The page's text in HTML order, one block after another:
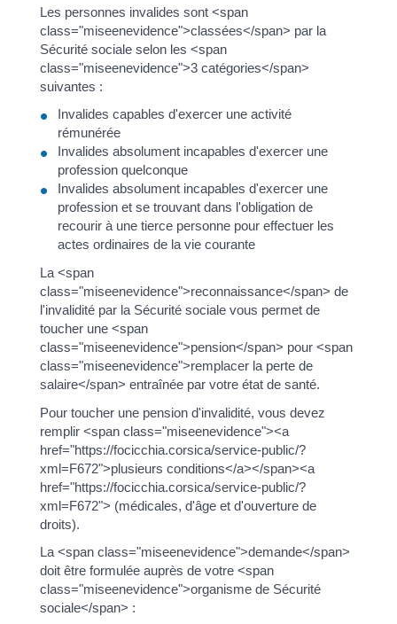
Les personnes invalides sont <span
class="miseenevidence">classées</span> par la
Sécurité sociale selon les <span
class="miseenevidence">3 catégories</span>
suivantes :
Invalides capables d'exercer une activité
rémunérée
Invalides absolument incapables d'exercer une
profession quelconque
Invalides absolument incapables d'exercer une
profession et se trouvant dans l'obligation de
recourir à une tierce personne pour effectuer les
actes ordinaires de la vie courante
La <span
class="miseenevidence">reconnaissance</span> de
l'invalidité par la Sécurité sociale vous permet de
toucher une <span
class="miseenevidence">pension</span> pour <span
class="miseenevidence">remplacer la perte de
salaire</span> entraînée par votre état de santé.
Pour toucher une pension d'invalidité, vous devez
remplir <span class="miseenevidence"><a
href="https://focicchia.corsica/service-public/?
xml=F672">plusieurs conditions</a></span><a
href="https://focicchia.corsica/service-public/?
xml=F672"> (médicales, d'âge et d'ouverture de
droits).
La <span class="miseenevidence">demande</span>
doit être formulée auprès de votre <span
class="miseenevidence">organisme de Sécurité
sociale</span> :